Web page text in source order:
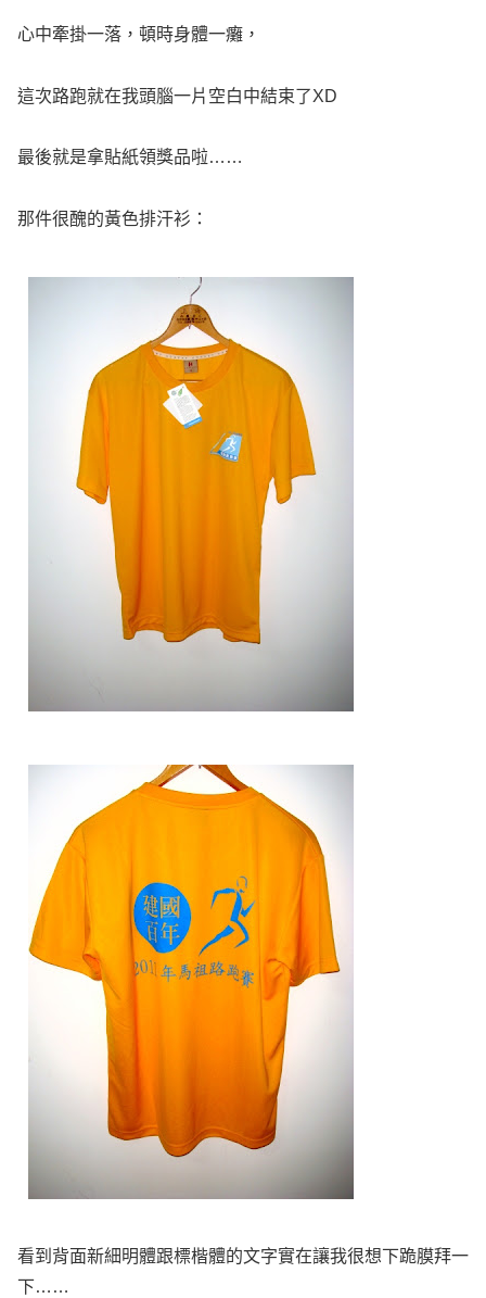
心中牽掛一落，頓時身體一癱，
這次路跑就在我頭腦一片空白中結束了XD
最後就是拿貼紙領獎品啦……
那件很醜的黃色排汗衫：
看到背面新細明體跟標楷體的文字實在讓我很想下跪膜拜一
下……